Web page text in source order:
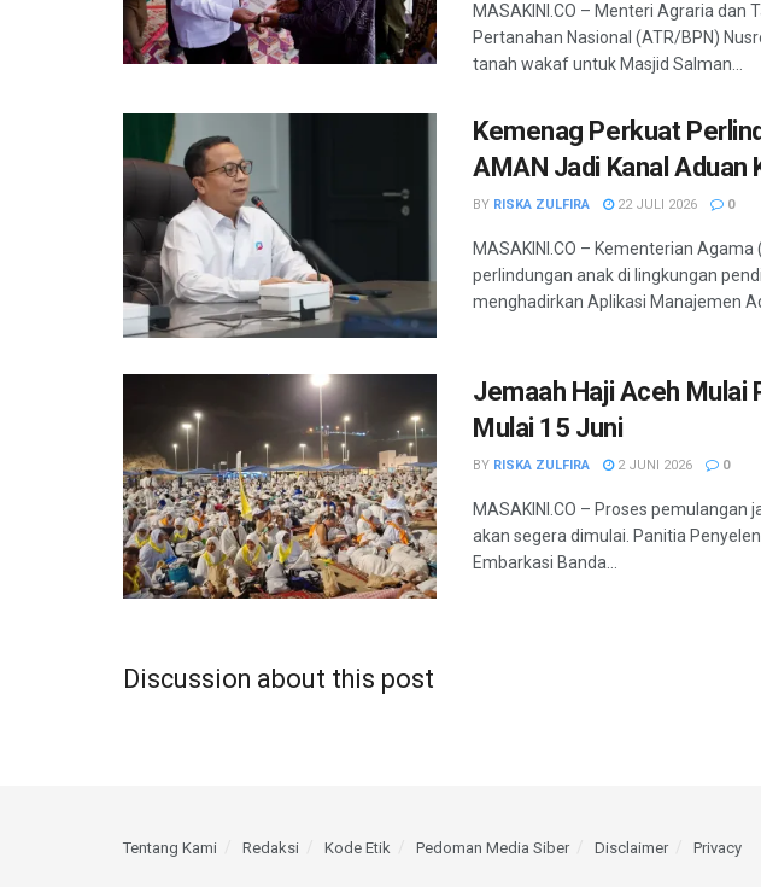
MASAKINI.CO – Menteri Agraria dan
Pertanahan Nasional (ATR/BPN)
tanah wakaf untuk Masjid Salman...
Kemenag Perkuat
AMAN Jadi Kanal Aduan
BY RISKA ZULFIRA 22 JULI 2026 0
MASAKINI.CO – Kementerian
perlindungan anak di lingkungan
menghadirkan Aplikasi Manajemen
Jemaah Haji Aceh Mulai
Mulai 15 Juni
BY RISKA ZULFIRA 2 JUNI 2026 0
MASAKINI.CO – Proses pemulangan
akan segera dimulai. Panitia
Embarkasi Banda...
Discussion about this post
Tentang Kami Redaksi Kode Etik Pedoman Media Siber Disclaimer Privacy